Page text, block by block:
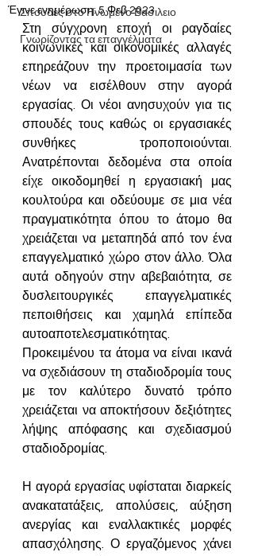
Σπουδές στο Ηνωμένο Βασιλειο
Γνωρίζοντας τα επαγγέλματα
Έγινε ενημέρωση:5 Φεβ 2023
Στη σύγχρονη εποχή οι ραγδαίες
κοινωνικές και οικονομικές αλλαγές
επηρεάζουν την προετοιμασία των
νέων να εισέλθουν στην αγορά
εργασίας. Οι νέοι ανησυχούν για τις
σπουδές τους καθώς οι εργασιακές
συνθήκες τροποποιούνται.
Ανατρέπονται δεδομένα στα οποία
είχε οικοδομηθεί η εργασιακή μας
κουλτούρα και οδεύουμε σε μια νέα
πραγματικότητα όπου το άτομο θα
χρειάζεται να μεταπηδά από τον ένα
επαγγελματικό χώρο στον άλλο. Όλα
αυτά οδηγούν στην αβεβαιότητα, σε
δυσλειτουργικές επαγγελματικές
πεποιθήσεις και χαμηλά επίπεδα
αυτοαποτελεσματικότητας.
Προκειμένου τα άτομα να είναι ικανά
να σχεδιάσουν τη σταδιοδρομία τους
με τον καλύτερο δυνατό τρόπο
χρειάζεται να αποκτήσουν δεξιότητες
λήψης απόφασης και σχεδιασμού
σταδιοδρομίας.
Η αγορά εργασίας υφίσταται διαρκείς
ανακατατάξεις, απολύσεις, αύξηση
ανεργίας και εναλλακτικές μορφές
απασχόλησης. Ο εργαζόμενος χάνει